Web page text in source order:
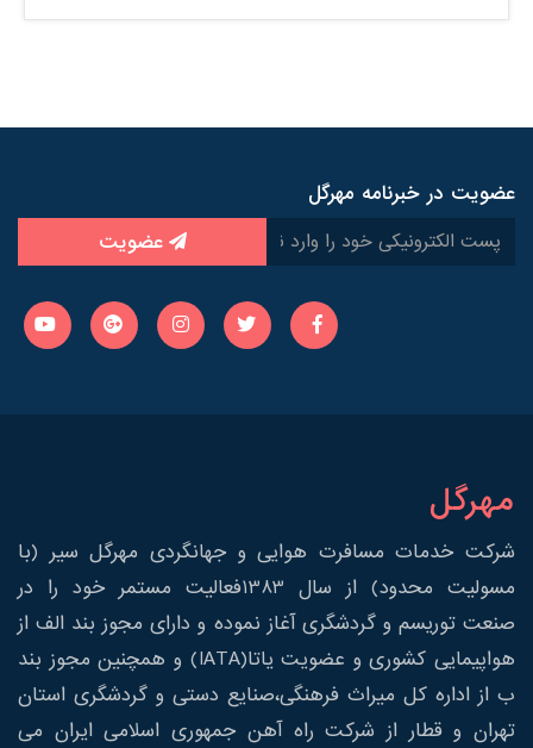
عضویت در خبرنامه مهرگل
عضویت
مهرگل
شرکت خدمات مسافرت هوایی و جهانگردی مهرگل سیر (با
مسولیت محدود) از سال 1383فعالیت مستمر خود را در
صنعت توریسم و گردشگری آغاز نموده و دارای مجوز بند الف از
هواپیمایی کشوری و عضویت یاتا(IATA) و همچنین مجوز بند
ب از اداره کل میراث فرهنگی،صنایع دستی و گردشگری استان
تهران و قطار از شرکت راه آهن جمهوری اسلامی ایران می